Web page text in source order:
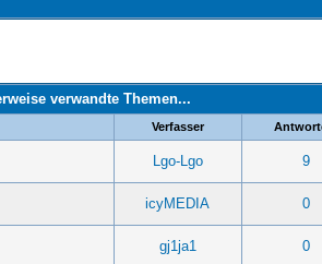
verwandte Themen...
Verfasser
Lgo-Lgo 9
icyMEDIA 0
gj1ja1 0